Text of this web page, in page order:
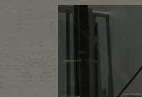
ご利用ガイド
店舗紹介